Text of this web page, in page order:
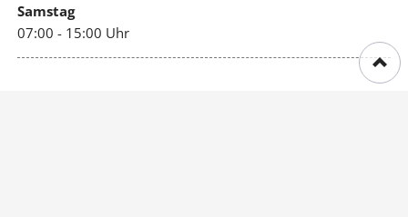
Samstag
07:00 - 15:00 Uhr